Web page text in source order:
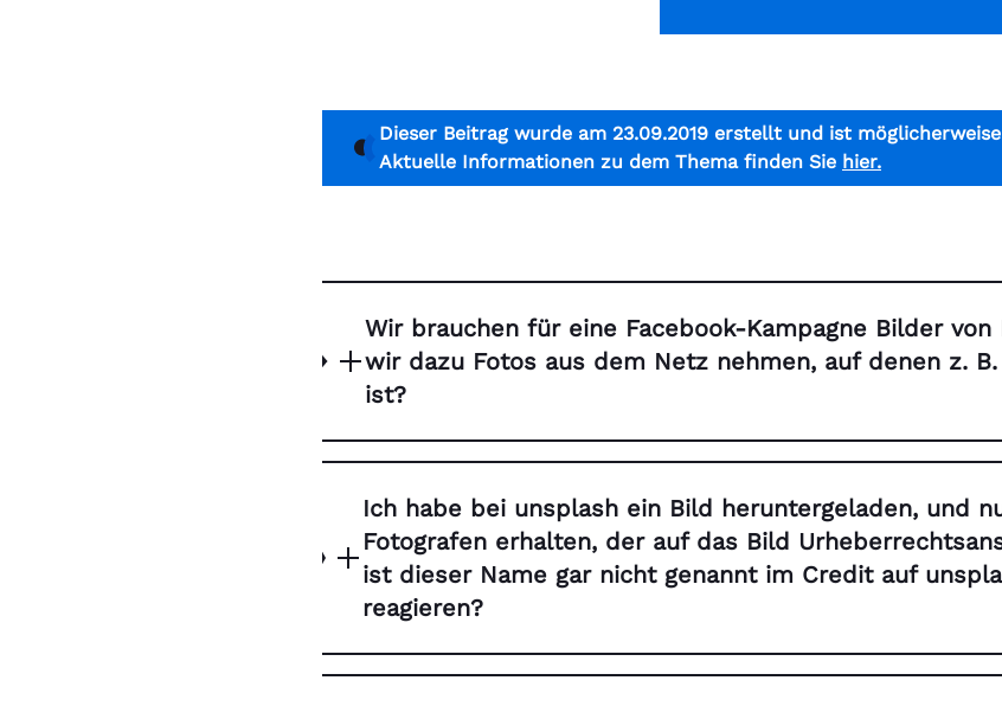
Dieser Beitrag wurde am 23.09.2019 erstellt und ist
Aktuelle Informationen zu dem Thema finden Sie hier.
Wir brauchen für eine Facebook-Kampagne Bilder von
wir dazu Fotos aus dem Netz nehmen, auf denen z.
ist?
Ich habe bei unsplash ein Bild heruntergeladen, und
Fotografen erhalten, der auf das Bild
ist dieser Name gar nicht genannt im Credit auf
reagieren?